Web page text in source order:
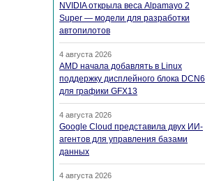
NVIDIA открыла веса Alpamayo 2
Super — модели для разработки
автопилотов
4 августа 2026
AMD начала добавлять в Linux
поддержку дисплейного блока DCN6
для графики GFX13
4 августа 2026
Google Cloud представила двух ИИ-
агентов для управления базами
данных
4 августа 2026